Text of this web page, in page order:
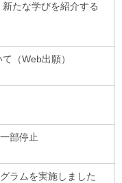
たな学びを紹介する
（Web出願）
部停止
ラムを実施しました